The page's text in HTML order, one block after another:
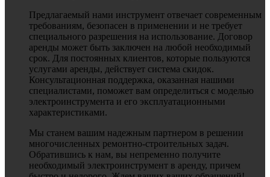
Предлагаемый нами инструмент отвечает современным
требованиям, безопасен в применении и не требует
специального разрешения на использование. Договор
аренды может быть заключен на любой необходимый
срок. Для постоянных клиентов, которые пользуются
услугами аренды, действует система скидок.
Консультационная поддержка, оказанная нашими
специалистами, поможет вам определиться с моделью
электроинструмента и его эксплуатационными
характеристиками.
Мы станем вашим надежным партнером в решении
многочисленных ремонтно-строительных задач.
Обратившись к нам, вы непременно получите
необходимый электроинструмент в аренду, причем